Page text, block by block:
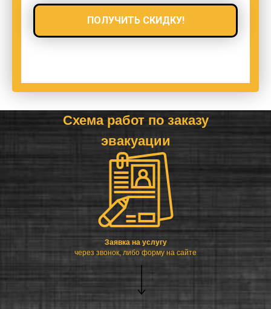
ПОЛУЧИТЬ СКИДКУ!
Заявка на услугу
через звонок, либо форму на сайте
Схема работ по заказу
эвакуации